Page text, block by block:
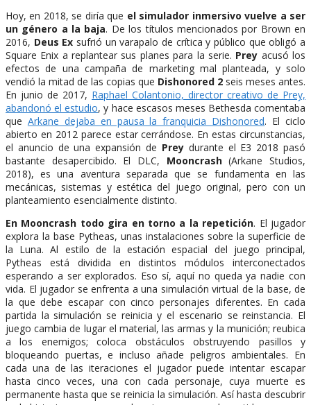
Hoy, en 2018, se diría que el simulador inmersivo vuelve a ser
un género a la baja. De los títulos mencionados por Brown en
2016, Deus Ex sufrió un varapalo de crítica y público que obligó a
Square Enix a replantear sus planes para la serie. Prey acusó los
efectos de una campaña de marketing mal planteada, y solo
vendió la mitad de las copias que Dishonored 2 seis meses antes.
En junio de 2017, Raphael Colantonio, director creativo de Prey,
abandonó el estudio, y hace escasos meses Bethesda comentaba
que Arkane dejaba en pausa la franquicia Dishonored. El ciclo
abierto en 2012 parece estar cerrándose. En estas circunstancias,
el anuncio de una expansión de Preydurante el E3 2018 pasó
bastante desapercibido. El DLC, Mooncrash(Arkane Studios,
2018), es una aventura separada que se fundamenta en las
mecánicas, sistemas y estética del juego original, pero con un
planteamiento esencialmente distinto.
En Mooncrash todo gira en torno a la repetición. El jugador
explora la base Pytheas, unas instalaciones sobre la superficie de
la Luna. Al estilo de la estación espacial del juego principal,
Pytheas está dividida en distintos módulos interconectados
esperando a ser explorados. Eso sí, aquí no queda ya nadie con
vida. El jugador se enfrenta a una simulación virtual de la base, de
la que debe escapar con cinco personajes diferentes. En cada
partida la simulación se reinicia y el escenario se reinstancia. El
juego cambia de lugar el material, las armas y la munición; reubica
a los enemigos; coloca obstáculos obstruyendo pasillos y
bloqueando puertas, e incluso añade peligros ambientales. En
cada una de las iteraciones el jugador puede intentar escapar
hasta cinco veces, una con cada personaje, cuya muerte es
permanente hasta que se reinicia la simulación. Así hasta descubrir